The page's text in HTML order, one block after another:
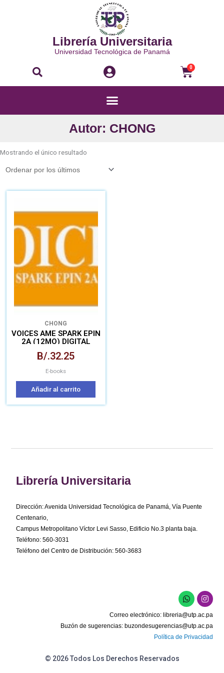
Librería Universitaria
Universidad Tecnológica de Panamá
Buscar 0
Menú
Autor: CHONG
Mostrando el único resultado
CHONG
VOICES AME SPARK EPIN
2A (12MO) DIGITAL
B/.32.25
E-books
Añadir al carrito
Librería Universitaria
Dirección: Avenida Universidad Tecnológica de Panamá, Vía Puente
Centenario,
Campus Metropolitano Víctor Levi Sasso, Edificio No.3 planta baja.
Teléfono: 560-3031
Teléfono del Centro de Distribución: 560-3683
W
h
a
t
s
a
p
I
n
s
t
a
g
r
Correo electrónico: libreria@utp.ac.pa
Buzón de sugerencias: buzondesugerencias@utp.ac.pa
Política de Privacidad
© 2026 Todos Los Derechos Reservados